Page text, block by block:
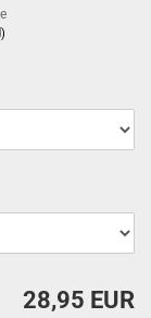
28,95 EUR